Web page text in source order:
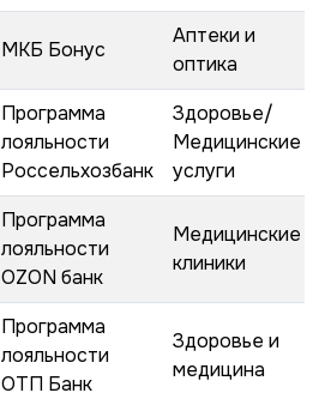
МКБ Бонус
Аптеки и
оптика
Программа
лояльности
Россельхозбанк
Здоровье/
Медицинские
услуги
Программа
лояльности
OZON банк
Медицинские
клиники
Программа
лояльности
ОТП Банк
Здоровье и
медицина